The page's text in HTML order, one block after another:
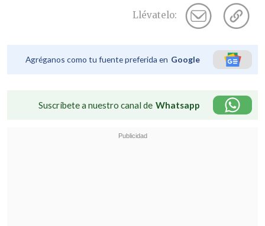
Llévatelo:
Agréganos como tu fuente preferida en Google
Suscríbete a nuestro canal de Whatsapp